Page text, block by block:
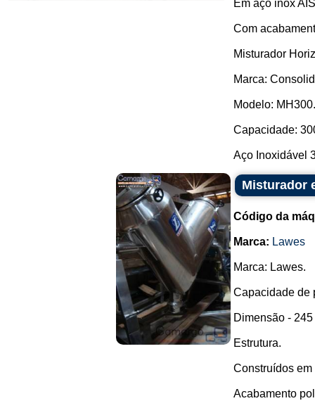
Em aço inox
Com
Misturador
Marca:
Modelo: MH300.
Capacidade:
Aço Inoxidável
Misturador
Código da
Marca: Lawes
Marca: Lawes.
Capacidade de
Dimensão -
Estrutura.
Construídos
Acabamento